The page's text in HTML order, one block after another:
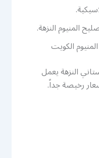
المنيوم النزهة.
الكويت
النزهة يعمل